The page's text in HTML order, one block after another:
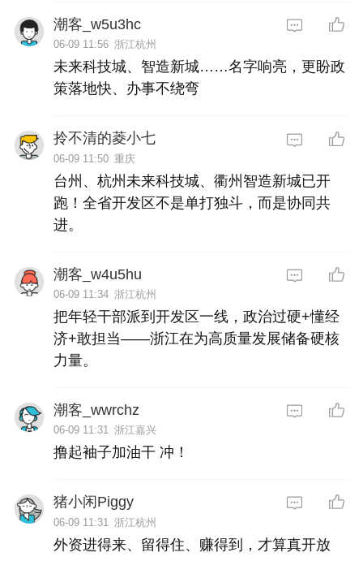
潮客_w5u3hc
06-09 11:56 浙江杭州
未来科技城、智造新城……名字响亮，更盼政
策落地快、办事不绕弯
拎不清的菱小七
06-09 11:50 重庆
台州、杭州未来科技城、衢州智造新城已开
跑！全省开发区不是单打独斗，而是协同共
进。
潮客_w4u5hu
06-09 11:34 浙江杭州
把年轻干部派到开发区一线，政治过硬+懂经
济+敢担当——浙江在为高质量发展储备硬核
力量。
潮客_wwrchz
06-09 11:31 浙江嘉兴
撸起袖子加油干 冲！
猪小闲Piggy
06-09 11:31 浙江杭州
外资进得来、留得住、赚得到，才算真开放